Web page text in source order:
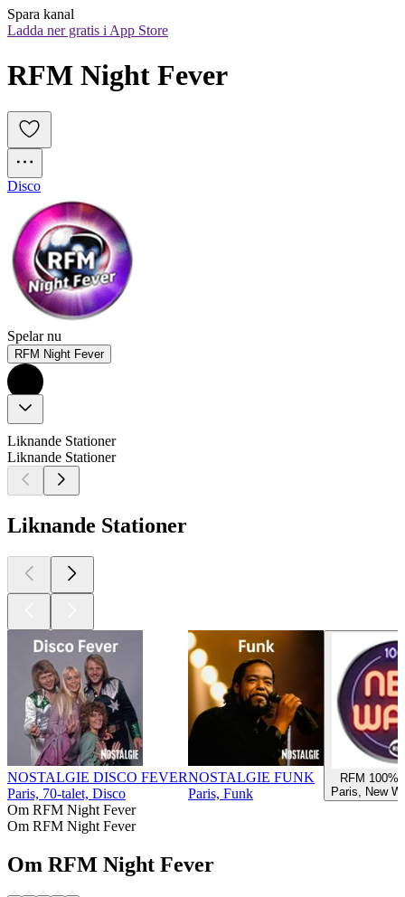
Spara kanal
Ladda ner gratis i App Store
RFM Night Fever
Disco
Spelar nu
RFM Night Fever
Liknande Stationer
Liknande Stationer
Liknande Stationer
NOSTALGIE DISCO FEVER
Paris, 70-talet, Disco
NOSTALGIE FUNK
Paris, Funk
RFM 100%
Paris, New
Om RFM Night Fever
Om RFM Night Fever
Om RFM Night Fever